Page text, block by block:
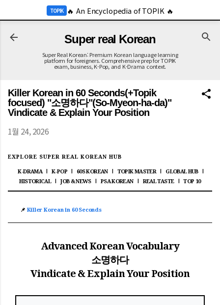
TOPIK 🔥 An Encyclopedia of TOPIK 🔥
기본 콘텐츠로 건너뛰기
Super real Korean
Super Real Korean: Premium Korean language learning
platform for foreigners. Comprehensive prep for TOPIK
exam, business, K-Pop, and K-Drama context.
Killer Korean in 60 Seconds(+Topik
focused) "소명하다"(So-Myeon-ha-da)"
Vindicate & Explain Your Position
1월 24, 2026
EXPLORE SUPER REAL KOREAN HUB
K-DRAMA K-POP 60S KOREAN TOPIK MASTER GLOBAL HUB
HISTORICAL JOB & NEWS PSA KOREAN REAL TASTE TOP 10
📌 Killer Korean in 60 Seconds
Advanced Korean Vocabulary
소명하다
Vindicate & Explain Your Position